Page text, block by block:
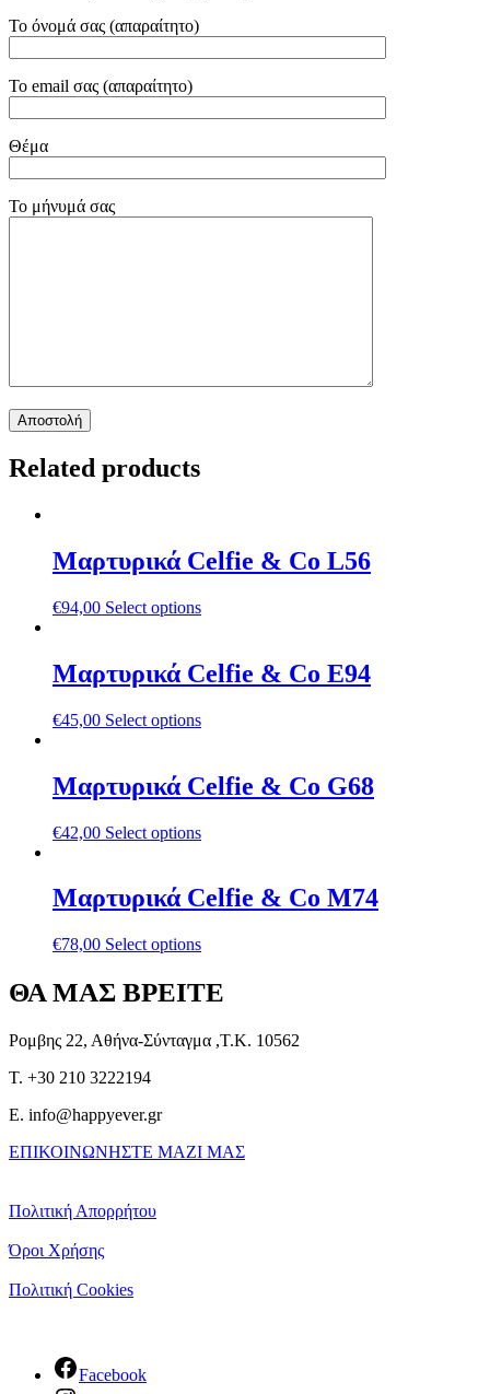
Το όνομά σας (απαραίτητο)
Το email σας (απαραίτητο)
Θέμα
Το μήνυμά σας
Related products
Μαρτυρικά Celfie & Co L56
€94,00 Select options
Μαρτυρικά Celfie & Co E94
€45,00 Select options
Μαρτυρικά Celfie & Co G68
€42,00 Select options
Μαρτυρικά Celfie & Co M74
€78,00 Select options
ΘΑ ΜΑΣ ΒΡΕΙΤΕ
Ρομβης 22, Αθήνα-Σύνταγμα ,Τ.Κ. 10562
T. +30 210 3222194
E. info@happyever.gr
ΕΠΙΚΟΙΝΩΝΗΣΤΕ ΜΑΖΙ ΜΑΣ
Πολιτική Απορρήτου
Όροι Χρήσης
Πολιτική Cookies
Facebook